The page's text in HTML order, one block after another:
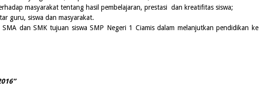
masyarakat tentang hasil pembelajaran, prestasi dan kreatifitas siswa;
guru, siswa dan masyarakat.
dan SMK tujuan siswa SMP Negeri 1 Ciamis dalam melanjutkan pendidikan ke
6”